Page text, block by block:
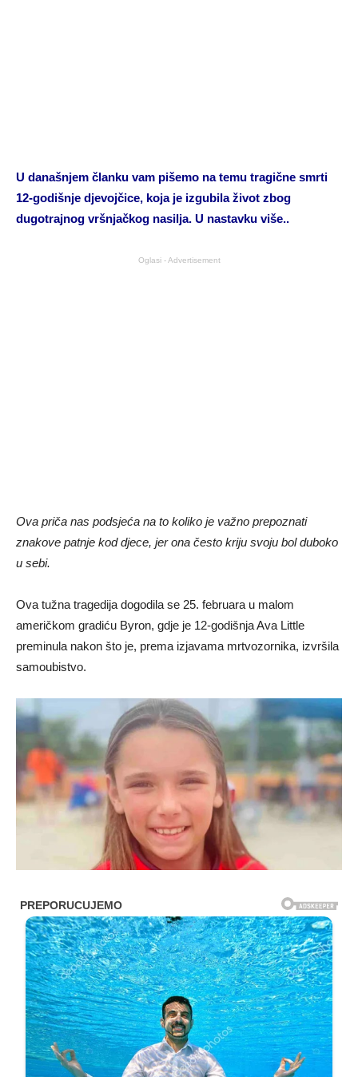
U današnjem članku vam pišemo na temu tragične smrti
12-godišnje djevojčice, koja je izgubila život zbog
dugotrajnog vršnjačkog nasilja. U nastavku više..
Oglasi - Advertisement
Ova priča nas podsjeća na to koliko je važno prepoznati
znakove patnje kod djece, jer ona često kriju svoju bol duboko
u sebi.
Ova tužna tragedija dogodila se 25. februara u malom
američkom gradiću Byron, gdje je 12-godišnja Ava Little
preminula nakon što je, prema izjavama mrtvozornika, izvršila
samoubistvo.